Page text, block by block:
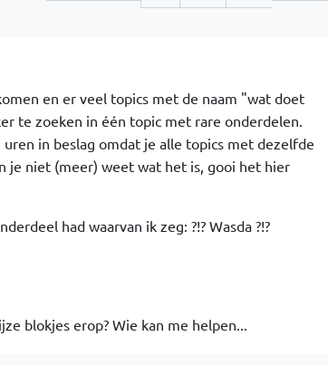
en er veel topics met de naam "wat doet
te zoeken in één topic met rare onderdelen.
in beslag omdat je alle topics met dezelfde
je niet (meer) weet wat het is, gooi het hier
had waarvan ik zeg: ?!? Wasda ?!?
blokjes erop? Wie kan me helpen...